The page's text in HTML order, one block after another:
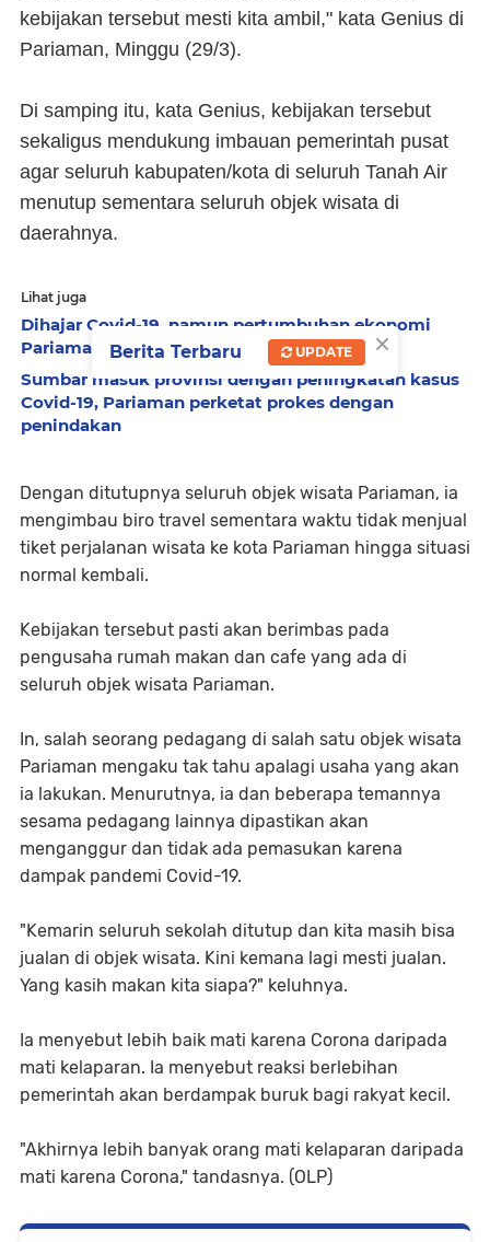
kebijakan tersebut mesti kita ambil," kata Genius di
Pariaman, Minggu (29/3).
Di samping itu, kata Genius, kebijakan tersebut
sekaligus mendukung imbauan pemerintah pusat
agar seluruh kabupaten/kota di seluruh Tanah Air
menutup sementara seluruh objek wisata di
daerahnya.
Lihat juga
Dihajar Covid-19, namun pertumbuhan ekonomi
Pariaman mampu capai 2,9 persen
Sumbar masuk provinsi dengan peningkatan kasus
Covid-19, Pariaman perketat prokes dengan
penindakan
Dengan ditutupnya seluruh objek wisata Pariaman, ia
mengimbau biro travel sementara waktu tidak menjual
tiket perjalanan wisata ke kota Pariaman hingga situasi
normal kembali.
Kebijakan tersebut pasti akan berimbas pada
pengusaha rumah makan dan cafe yang ada di
seluruh objek wisata Pariaman.
In, salah seorang pedagang di salah satu objek wisata
Pariaman mengaku tak tahu apalagi usaha yang akan
ia lakukan. Menurutnya, ia dan beberapa temannya
sesama pedagang lainnya dipastikan akan
menganggur dan tidak ada pemasukan karena
dampak pandemi Covid-19.
"Kemarin seluruh sekolah ditutup dan kita masih bisa
jualan di objek wisata. Kini kemana lagi mesti jualan.
Yang kasih makan kita siapa?" keluhnya.
Ia menyebut lebih baik mati karena Corona daripada
mati kelaparan. Ia menyebut reaksi berlebihan
pemerintah akan berdampak buruk bagi rakyat kecil.
"Akhirnya lebih banyak orang mati kelaparan daripada
mati karena Corona," tandasnya. (OLP)
×
Berita Terbaru UPDATE